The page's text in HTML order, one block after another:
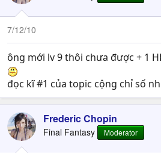
7/12/10
ông mới lv 9 thôi chưa được + 1
đọc kĩ #1 của topic cộng chỉ số
Frederic Chopin
Final Fantasy Moderator